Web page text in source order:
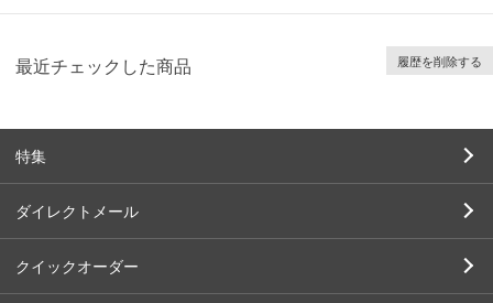
最近チェックした商品 履歴を削除する
特集
ダイレクトメール
クイックオーダー